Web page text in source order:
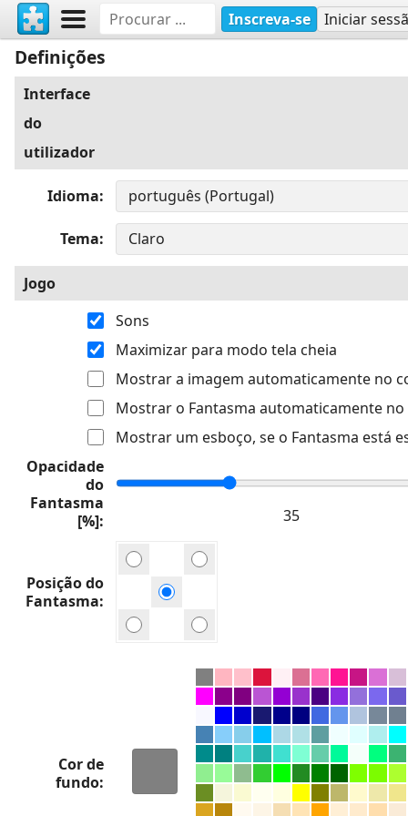
Inscreva-se Iniciar
Definições
Interface
do
utilizador
Idioma
Tema
Jogo
Sons
Maximizar para modo tela cheia
Mostrar a imagem automaticamente no
Mostrar o Fantasma automaticamente no
Mostrar um esboço, se o Fantasma está
Opacidade
do
Fantasma
[%]
Posição do
Fantasma
Cor de
fundo